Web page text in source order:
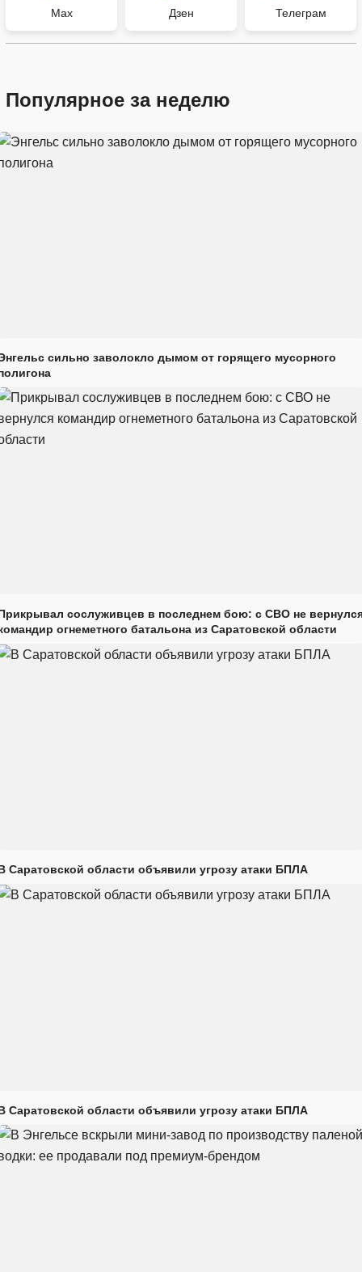
Max Дзен Телеграм
Популярное за неделю
сильно заволокло дымом от горящего мусорного
сослуживцев в последнем бою: с СВО не
огнеметного батальона из Саратовской области
Саратовской области объявили угрозу атаки БПЛА
Саратовской области объявили угрозу атаки БПЛА